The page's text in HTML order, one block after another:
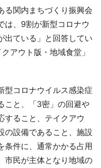
関内まちづくり振興会
は、9割が新型コロナウ
出ている」と回答してい
アウト版・地域食堂」
コロナウイルス感染症
こと、「3密」の回避や
すること、テイクアウ
の設備であること、施設
条件に、通常かかる占用
市民が主体となり地域の